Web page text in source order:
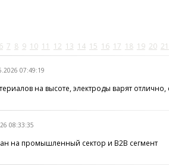
6 7 8 9 10 11 12 13 14 15 16 17 18 19 20 21
07:49:19
на высоте, электроды варят
08:33:35
на промышленный сектор и B2B сегмент